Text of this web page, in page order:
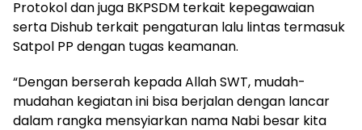
Protokol dan juga BKPSDM terkait kepegawaian
serta Dishub terkait pengaturan lalu lintas termasuk
Satpol PP dengan tugas keamanan.
“Dengan berserah kepada Allah SWT, mudah-
mudahan kegiatan ini bisa berjalan dengan lancar
dalam rangka mensyiarkan nama Nabi besar kita